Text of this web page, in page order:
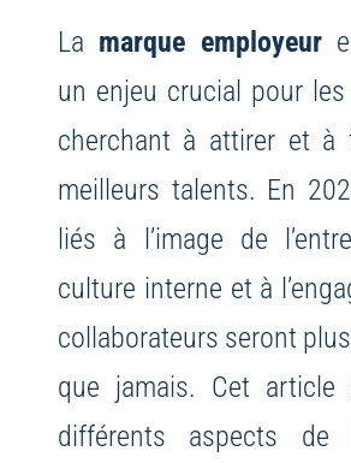
La marque employeur
un enjeu crucial pour
cherchant à attirer et à
meilleurs talents. En
liés à l’image de
culture interne et à
collaborateurs seront
que jamais. Cet article
différents aspects de